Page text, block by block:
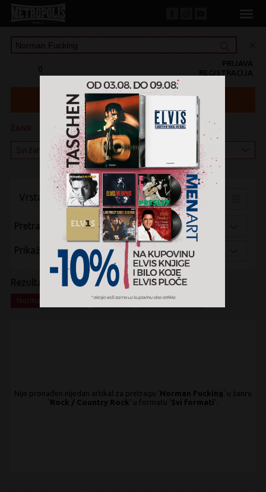
0 REGISTRACIJA
PRIJAVA
KATEGORIJA
Vrsta pregleda:
Pretraži po:
Prikaži po:
Rezultati pretrage:
Rock x Country Rock
Nije pronađen nijedan artikal za pretragu 'Norman Fucking' u žanru
'Rock / Country Rock ' u formatu 'Svi formati'.